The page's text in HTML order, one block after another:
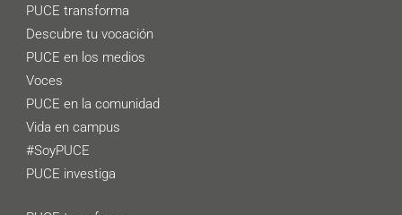
PUCE transforma
Descubre tu vocación
PUCE en los medios
Voces
PUCE en la comunidad
Vida en campus
#SoyPUCE
PUCE investiga